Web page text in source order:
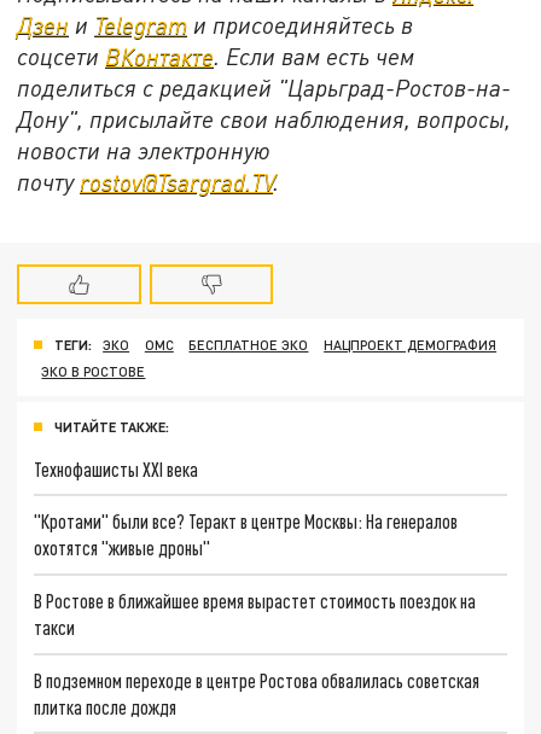
Дзен и Telegram и присоединяйтесь в
соцсети ВКонтакте. Если вам есть чем
поделиться с редакцией "Царьград-Ростов-на-
Дону", присылайте свои наблюдения, вопросы,
новости на электронную
почту rostov@Tsargrad.ТV.
ТЕГИ: ЭКО ОМС БЕСПЛАТНОЕ ЭКО
НАЦПРОЕКТ ДЕМОГРАФИЯ
ЭКО В РОСТОВЕ
ЧИТАЙТЕ ТАКЖЕ:
Технофашисты XXI века
"Кротами" были все? Теракт в центре Москвы: На генералов
охотятся "живые дроны"
В Ростове в ближайшее время вырастет стоимость поездок на
такси
В подземном переходе в центре Ростова обвалилась советская
плитка после дождя